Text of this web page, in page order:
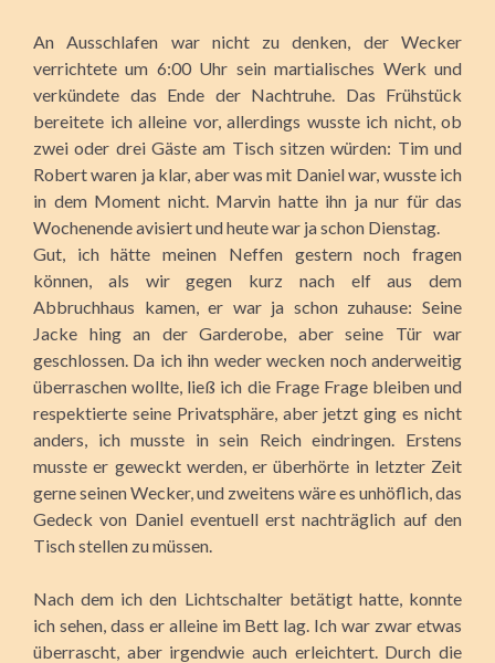
An Ausschlafen war nicht zu denken, der Wecker
verrichtete um 6:00 Uhr sein martialisches Werk und
verkündete das Ende der Nachtruhe. Das Frühstück
bereitete ich alleine vor, allerdings wusste ich nicht, ob
zwei oder drei Gäste am Tisch sitzen würden: Tim und
Robert waren ja klar, aber was mit Daniel war, wusste ich
in dem Moment nicht. Marvin hatte ihn ja nur für das
Wochenende avisiert und heute war ja schon Dienstag.
Gut, ich hätte meinen Neffen gestern noch fragen
können, als wir gegen kurz nach elf aus dem
Abbruchhaus kamen, er war ja schon zuhause: Seine
Jacke hing an der Garderobe, aber seine Tür war
geschlossen. Da ich ihn weder wecken noch anderweitig
überraschen wollte, ließ ich die Frage Frage bleiben und
respektierte seine Privatsphäre, aber jetzt ging es nicht
anders, ich musste in sein Reich eindringen. Erstens
musste er geweckt werden, er überhörte in letzter Zeit
gerne seinen Wecker, und zweitens wäre es unhöflich, das
Gedeck von Daniel eventuell erst nachträglich auf den
Tisch stellen zu müssen.
Nach dem ich den Lichtschalter betätigt hatte, konnte
ich sehen, dass er alleine im Bett lag. Ich war zwar etwas
überrascht, aber irgendwie auch erleichtert. Durch die